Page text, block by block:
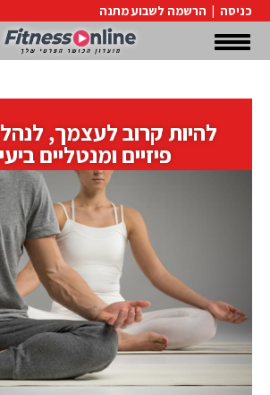
כניסה | הרשמה לשבוע מתנה
להיות קרוב לעצמך,
פיזיים ומנטליים